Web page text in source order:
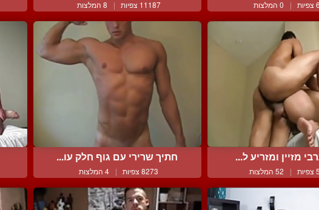
| 0 המלצות 11187 צפיות | 8 המלצות
מזיין ומזריע ל...
| 52 המלצות
חתיך שרירי עם גוף חלק עו...
8273 צפיות | 4 המלצות